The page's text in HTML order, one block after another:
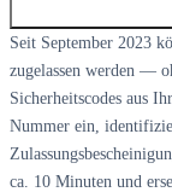
Seit September 2023
zugelassen werden —
Sicherheitscodes aus
Nummer ein,
ca. 10 Minuten und